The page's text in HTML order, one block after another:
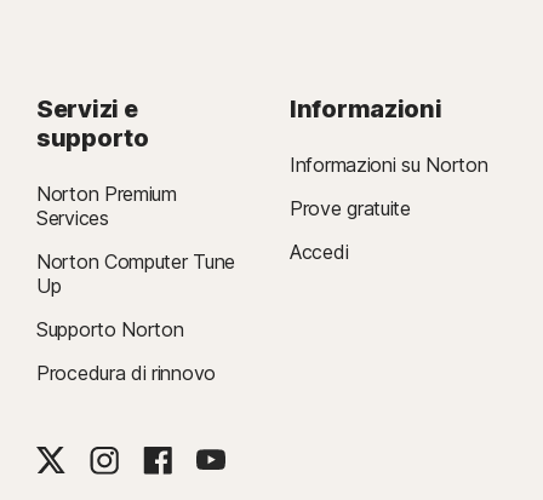
Servizi e
supporto
Norton Premium
Services
Norton Computer Tune
Up
Supporto Norton
Procedura di rinnovo
Informazioni
Informazioni su Norton
Prove gratuite
Accedi